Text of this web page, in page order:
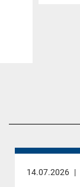
14.07.2026 |